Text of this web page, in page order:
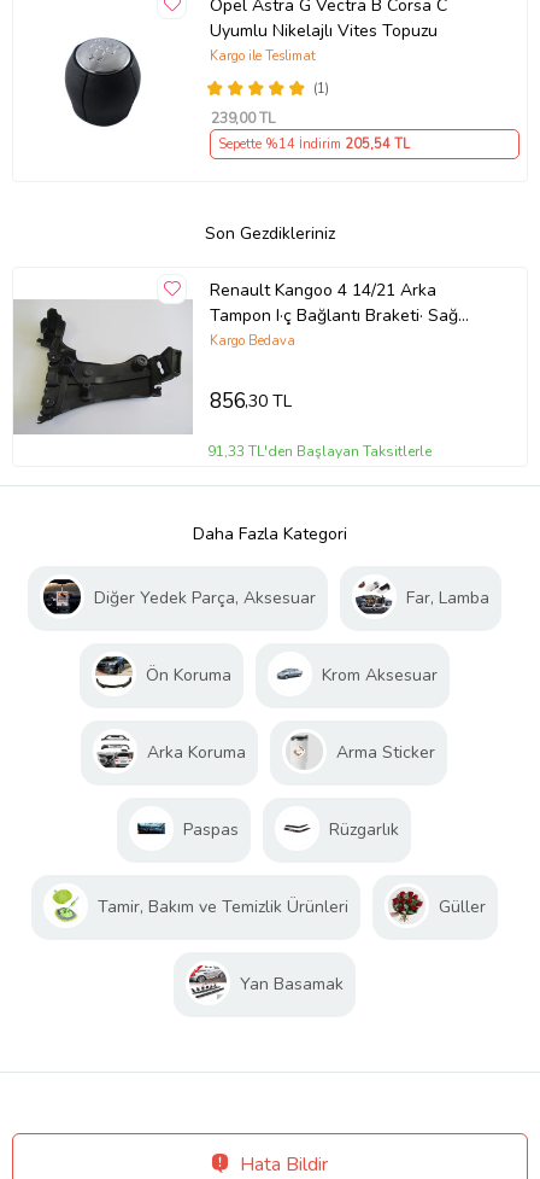
Opel Astra G Vectra B Corsa C
Uyumlu Nikelajlı Vites Topuzu
(1)
Kargo ile Teslimat
239,00 TL
Sepette %14 İndirim 205,54 TL
Son Gezdikleriniz
Renault Kangoo 4 14/21 Arka
Tampon I·ç Bağlantı Braketi· Sağ
Plasti·k
Kargo Bedava
856,30 TL
91,33 TL'den Başlayan Taksitlerle
Daha Fazla Kategori
Diğer Yedek Parça, Aksesuar Far, Lamba
Ön Koruma Krom Aksesuar
Arka Koruma Arma Sticker
Paspas Rüzgarlık
Tamir, Bakım ve Temizlik Ürünleri Güller
Yan Basamak
Hata Bildir